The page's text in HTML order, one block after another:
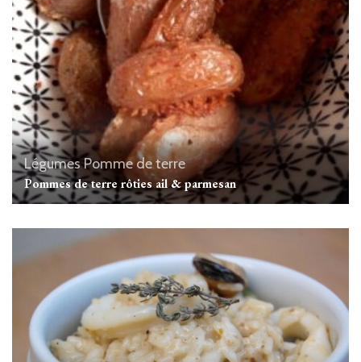
Légumes Pomme de terre
Pommes de terre rôties ail & parmesan